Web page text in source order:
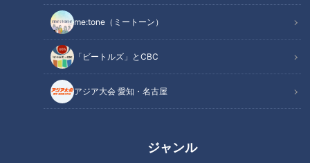
me:tone（ミートーン）
「ビートルズ」とCBC
アジア大会 愛知・名古屋
ジャンル
【会場】松坂屋名古屋店 本館7階大催事場
【公式サイト】https://haikyu-gomisuteba-ex.com/
■チャンネル登録・コメント＆グッドボタンもよろしくお願い
します！■